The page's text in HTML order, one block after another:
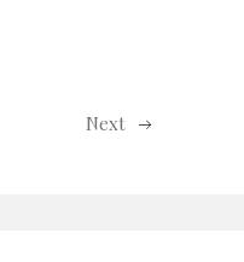
Next